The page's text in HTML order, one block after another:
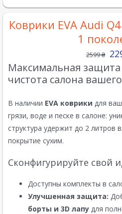
Коврики EVA Audi
1
2599₴
Максимальная
чистота салона
В наличии EVA коврики для
грязи, воде и песке в салоне:
структура удержит до 2 литров
покрытие сухим.
Сконфигурируйте свой
Доступны комплекты в
Улучшенная защита:
борты и 3D лапу для